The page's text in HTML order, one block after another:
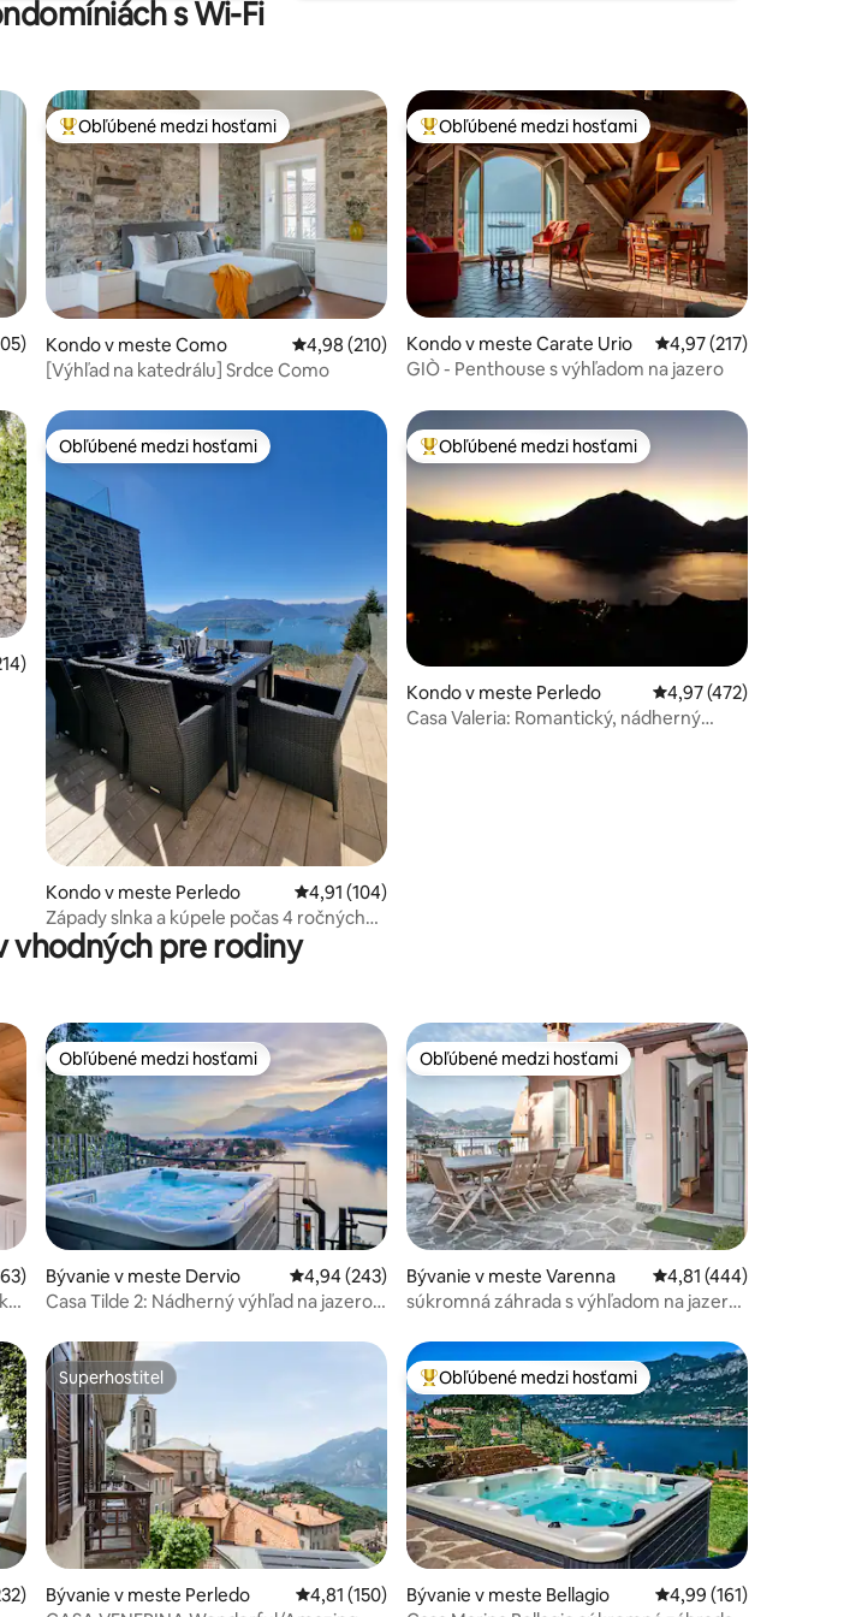
s Wi-Fi
ohodnotenie 4,96 z 5, počet hodnotení: 105
Najobľúbenejšie medzi hosťami
Obľúbené medzi hosťami
Kondo v meste Como Priemerné ohodnotenie 4,98 z 5, počet hodnotení: 210
4,98 (210)
[Výhľad na katedrálu] Srdce Como
Najobľúbenejšie medzi hosťami
Obľúbené medzi hosťami
Kondo v meste Carate Urio Priemerné
4,97 (217)
GIÒ - Penthouse s výhľadom na jazero
ohodnotenie 4,93 z 5, počet hodnotení: 214
Obľúbené medzi hosťami
Obľúbené medzi hosťami
Kondo v meste Perledo Priemerné ohodnotenie 4,91 z 5, počet hodnotení: 104
4,91 (104)
Západy slnka a kúpele počas 4 ročných
období
Najobľúbenejšie medzi hosťami
Obľúbené medzi hosťami
Kondo v meste Perledo Priemerné
4,97 (472)
Casa Valeria: Romantický, nádherný
vhodných pre rodiny
ohodnotenie 4,98 z 5, počet hodnotení: 363
Obľúbené medzi hosťami
Obľúbené medzi hosťami
Bývanie v meste Dervio Priemerné ohodnotenie 4,94 z 5, počet hodnotení: 243
4,94 (243)
Casa Tilde 2: Nádherný výhľad na jazero
Obľúbené medzi hosťami
Obľúbené medzi hosťami
Bývanie v meste Varenna Priemerné
4,81 (444)
súkromná záhrada s výhľadom na jazero
ohodnotenie 4,96 z 5, počet hodnotení: 232
Superhostiteľ
Superhostiteľ
Bývanie v meste Perledo Priemerné ohodnotenie 4,81 z 5, počet hodnotení: 150
4,81 (150)
Najobľúbenejšie medzi hosťami
Obľúbené medzi hosťami
Bývanie v meste Bellagio Priemerné
4,99 (161)